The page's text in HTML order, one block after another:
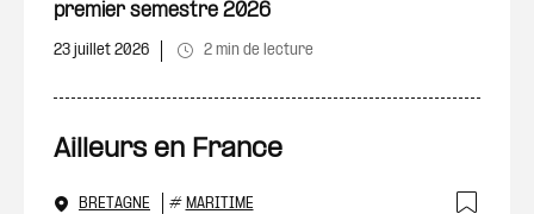
premier semestre 2026
23 juillet 2026 2 min de lecture
Ailleurs en France
BRETAGNE # MARITIME